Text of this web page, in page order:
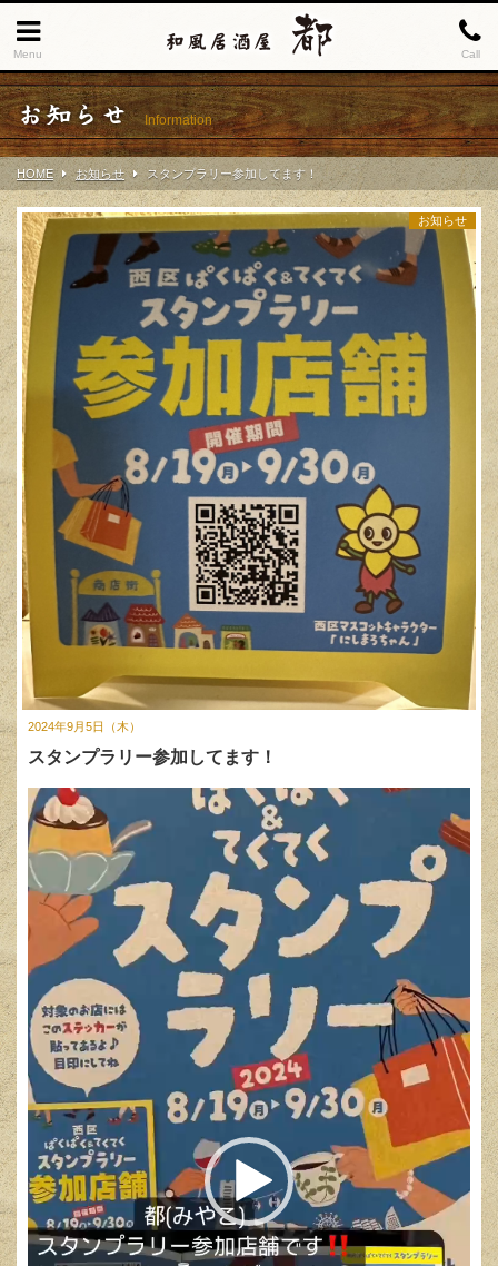
Menu Call
お知らせ Information
HOME お知らせ スタンプラリー参加してます！
2024年9月5日（木）
お知らせ
スタンプラリー参加してます！
動
画
プ
レ
ー
ー